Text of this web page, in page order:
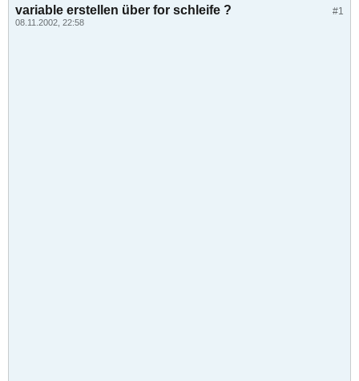
#1
variable erstellen über for schleife ?
08.11.2002, 22:58